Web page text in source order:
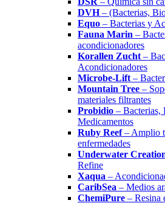
DVH– (Bacterias,
Equo – Bacterias y
Fauna Marin –
acondicionadores
Korallen Zucht –
Acondicionadores
Microbe-Lift –
Mountain Tree –
materiales filtrantes
Probidio – Bacterias,
Medicamentos
Ruby Reef– Amplio
enfermedades
Underwater
Refine
Xaqua –
CaribSea – Medios
ChemiPure – Resina